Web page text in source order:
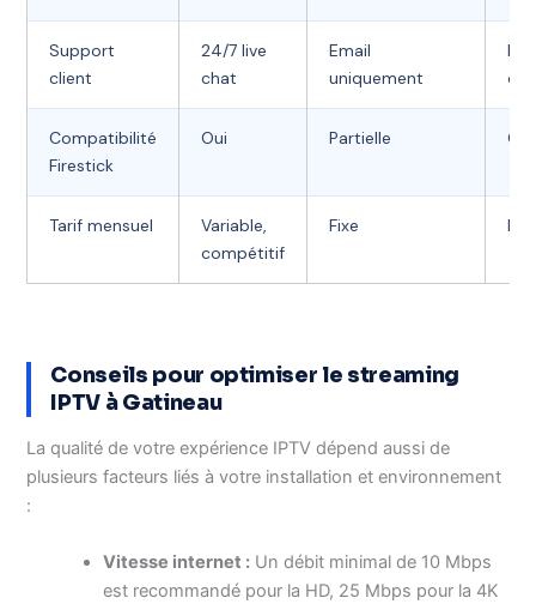
Support
client
24/7 live
chat
Email
uniquement
Compatibilité
Firestick
Oui Partielle Oui
Tarif mensuel
Variable,
compétitif
Fixe
Conseils pour optimiser le streaming
IPTV à Gatineau
La qualité de votre expérience IPTV dépend aussi de
plusieurs facteurs liés à votre installation et environnement
:
Vitesse internet : Un débit minimal de 10 Mbps
est recommandé pour la HD, 25 Mbps pour la 4K